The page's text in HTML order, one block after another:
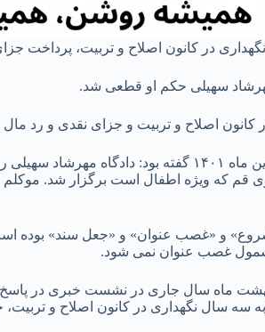
در کانون اصلاح و تربیت، پرداخت
سهیلی حکم او قطعی شد.
کانون اصلاح و تربیت و جزای نقدی و رد
دادگاهش در شعبه ۱۱۰ دادگاه کیفری قم که ویژه
و «غصب عنوان» و «جعل سند» بوده
مشمول غصب عنوان نمی شود.
خداییان سخنگوی سابق قوه قضاییه ۲۰ اردیبهشت ماه
سه سال نگهداری در کانون اصلاح و